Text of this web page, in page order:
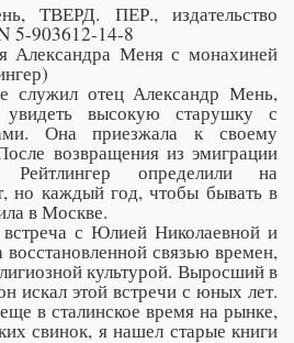
ТВЕРД. ПЕР., издательство
5-903612-14-8
Александра Меня с монахиней
служил отец Александр Мень,
высокую старушку с
Она приезжала к своему
возвращения из эмиграции
определили на
но каждый год, чтобы бывать в
в Москве.
с Юлией Николаевной и
связью времен,
культурой. Выросший в
искал этой встречи с юных лет.
в сталинское время на рынке,
свинок, я нашел старые книги